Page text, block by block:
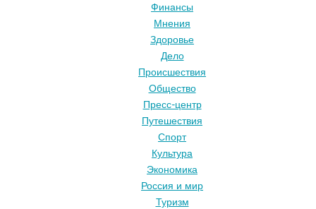
Финансы
Мнения
Здоровье
Дело
Происшествия
Общество
Пресс-центр
Путешествия
Спорт
Культура
Экономика
Россия и мир
Туризм